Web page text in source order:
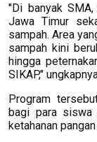
"Di banyak
Jawa Timur
sampah. Area
sampah kini
hingga
SIKAP,"
Program
bagi para siswa
ketahanan